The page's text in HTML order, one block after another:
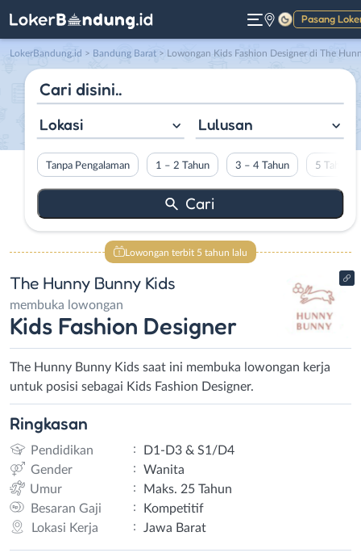
Pasang
Gelap
LokerBandung.id > Bandung Barat > Lowongan Kids Fashion Designer di The Hunny Bunny
Lokasi Lulusan
Tanpa Pengalaman 1 – 2 Tahun 3 – 4 Tahun 5 Tahun
Lowongan terbit 5 tahun lalu
The Hunny Bunny Kids
membuka lowongan
Kids Fashion Designer
The Hunny Bunny Kids saat ini membuka lowongan kerja
untuk posisi sebagai Kids Fashion Designer.
Ringkasan
Pendidikan :
D1-D3 & S1/D4
Gender
:
Wanita
Umur
:
Maks. 25 Tahun
Besaran Gaji
:
Kompetitif
Lokasi Kerja
: Jawa Barat